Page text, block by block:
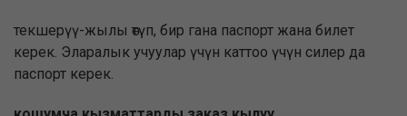
текшерүү-жылы өтүп, бир гана паспорт жана билет
керек. Эларалык учуулар үчүн каттоо үчүн силер да
паспорт керек.